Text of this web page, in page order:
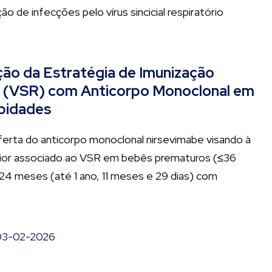
de infecções pelo vírus sincicial respiratório
da Estratégia de Imunização
com Anticorpo Monoclonal em
do anticorpo monoclonal nirsevimabe visando à
associado ao VSR em bebês prematuros (≤36
meses (até 1 ano, 11 meses e 29 dias) com
02-2026